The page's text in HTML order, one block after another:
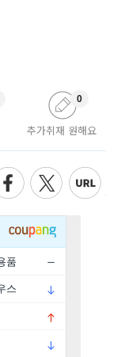
추가취재 원해요
0